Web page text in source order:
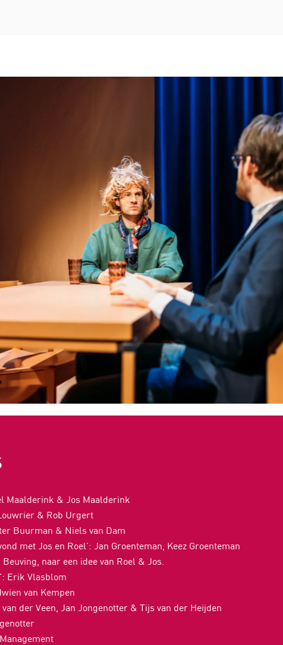
Maalderink & Jos Maalderink
& Rob Urgert
Buurman & Niels van Dam
met Jos en Roel': Jan Groenteman, Keez Groenteman
naar een idee van Roel & Jos.
Erik Vlasblom
van Kempen
der Veen, Jan Jongenotter & Tijs van der Heijden